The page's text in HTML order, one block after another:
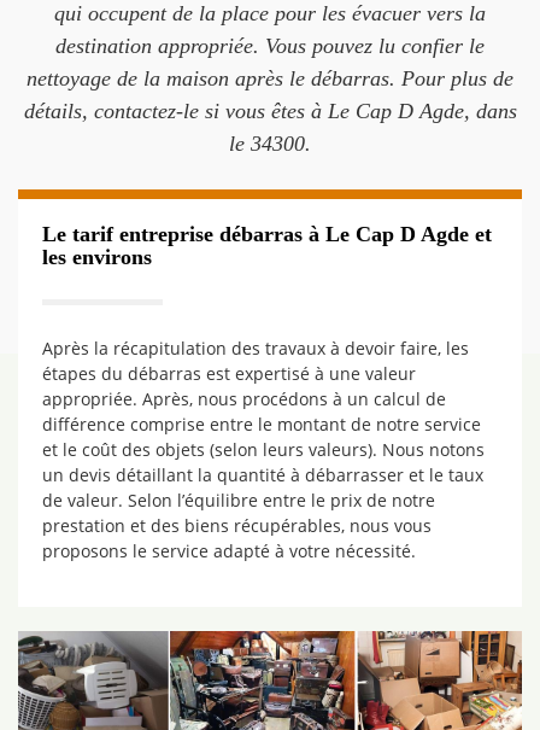
qui occupent de la place pour les évacuer vers la
destination appropriée. Vous pouvez lu confier le
nettoyage de la maison après le débarras. Pour plus de
détails, contactez-le si vous êtes à Le Cap D Agde, dans
le 34300.
Le tarif entreprise débarras à Le Cap D Agde et
les environs
Après la récapitulation des travaux à devoir faire, les
étapes du débarras est expertisé à une valeur
appropriée. Après, nous procédons à un calcul de
différence comprise entre le montant de notre service
et le coût des objets (selon leurs valeurs). Nous notons
un devis détaillant la quantité à débarrasser et le taux
de valeur. Selon l’équilibre entre le prix de notre
prestation et des biens récupérables, nous vous
proposons le service adapté à votre nécessité.